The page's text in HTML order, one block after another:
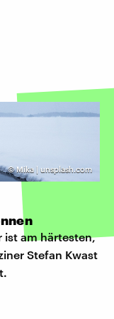
©Mika | unsplash.com
ist am härtesten,
Stefan Kwast